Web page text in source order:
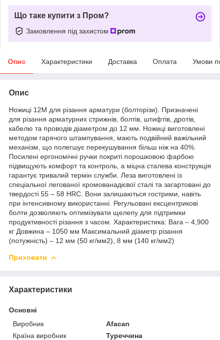
Що таке купити з Пром?
Замовлення під захистом
Опис Характеристики Доставка Оплата Умови
Опис
Ножиці 12М для різання арматури (болторізи). Призначені
для різання арматурних стрижнів, болтів, штифтів, дротів,
кабелю та проводів діаметром до 12 мм. Ножиці виготовлені
методом гарячого штампування, мають подвійний важільний
механізм, що полегшує перекушування більш ніж на 40%.
Посилені ергономічні ручки покриті порошковою фарбою
підвищують комфорт та контроль, а міцна сталева конструкція
гарантує тривалий термін служби. Леза виготовлені із
спеціальної легованої хромованадієвої сталі та загартовані до
твердості 55 – 58 HRC. Вони залишаються гострими, навіть
при інтенсивному використанні. Регульовані ексцентрикові
болти дозволяють оптимізувати щелепу для підтримки
продуктивності різання з часом. Характеристика: Вага – 4,900
кг Довжина – 1050 мм Максимальний діаметр різання
(потужність) – 12 мм (50 кг/мм2), 8 мм (140 кг/мм2)
Приховати
Характеристики
Основні
Виробник
Afacan
Країна виробник
Туреччина